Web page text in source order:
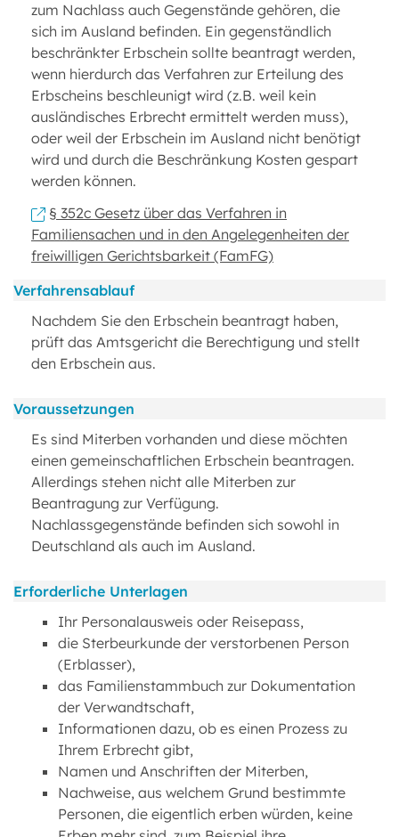
zum Nachlass auch Gegenstände gehören, die
sich im Ausland befinden. Ein gegenständlich
beschränkter Erbschein sollte beantragt werden,
wenn hierdurch das Verfahren zur Erteilung des
Erbscheins beschleunigt wird (z.B. weil kein
ausländisches Erbrecht ermittelt werden muss),
oder weil der Erbschein im Ausland nicht benötigt
wird und durch die Beschränkung Kosten gespart
werden können.
§ 352c Gesetz über das Verfahren in
Familiensachen und in den Angelegenheiten der
freiwilligen Gerichtsbarkeit (FamFG)
Verfahrensablauf
Nachdem Sie den Erbschein beantragt haben,
prüft das Amtsgericht die Berechtigung und stellt
den Erbschein aus.
Voraussetzungen
Es sind Miterben vorhanden und diese möchten
einen gemeinschaftlichen Erbschein beantragen.
Allerdings stehen nicht alle Miterben zur
Beantragung zur Verfügung.
Nachlassgegenstände befinden sich sowohl in
Deutschland als auch im Ausland.
Erforderliche Unterlagen
Ihr Personalausweis oder Reisepass,
die Sterbeurkunde der verstorbenen Person
(Erblasser),
das Familienstammbuch zur Dokumentation
der Verwandtschaft,
Informationen dazu, ob es einen Prozess zu
Ihrem Erbrecht gibt,
Namen und Anschriften der Miterben,
Nachweise, aus welchem Grund bestimmte
Personen, die eigentlich erben würden, keine